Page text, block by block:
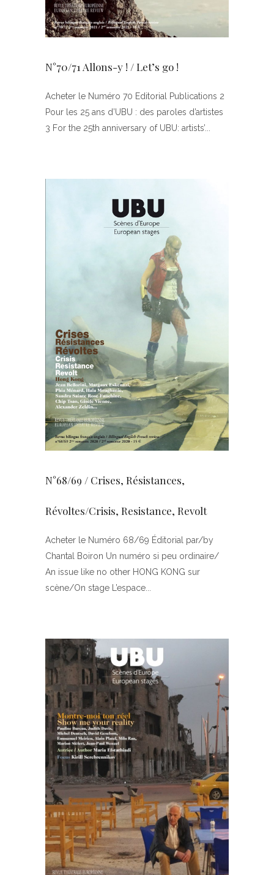
N°70/71 Allons-y ! / Let’s go !
Acheter le Numéro 70 Editorial Publications 2
Pour les 25 ans d’UBU : des paroles d’artistes
3 For the 25th anniversary of UBU: artists’
N°68/69 / Crises, Résistances,
Révoltes/Crisis, Resistance, Revolt
Acheter le Numéro 68/69 Éditorial par/by
Chantal Boiron Un numéro si peu ordinaire/
An issue like no other HONG KONG sur
scène/On stage L’espace